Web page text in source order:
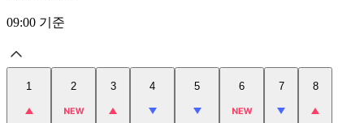
09:00 기준
1 2 3 4 5 6 7 8